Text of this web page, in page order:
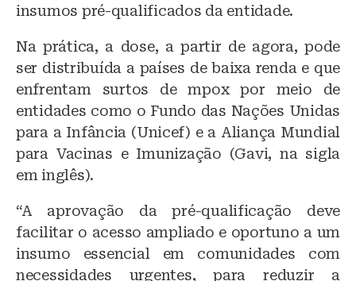
insumos pré-qualificados da entidade.
Na prática, a dose, a partir de agora, pode
ser distribuída a países de baixa renda e que
enfrentam surtos de mpox por meio de
entidades como o Fundo das Nações Unidas
para a Infância (Unicef) e a Aliança Mundial
para Vacinas e Imunização (Gavi, na sigla
em inglês).
“A aprovação da pré-qualificação deve
facilitar o acesso ampliado e oportuno a um
insumo essencial em comunidades com
necessidades urgentes, para reduzir a